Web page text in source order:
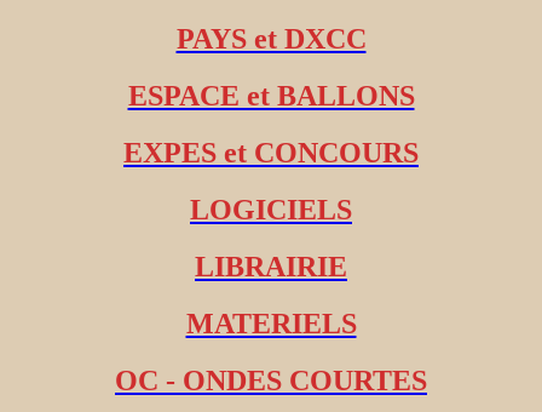
PAYS et DXCC
ESPACE et BALLONS
EXPES et CONCOURS
LOGICIELS
LIBRAIRIE
MATERIELS
OC - ONDES COURTES